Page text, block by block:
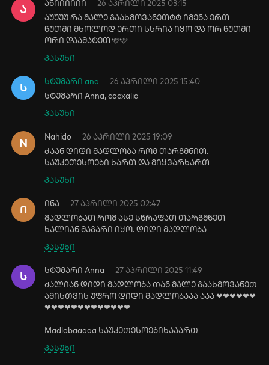
Ა ანიიიიიი
26 აპრილი 2025 03:15
აუუუუ რა მალე გაახმოვანეთტტ იმენა ერთ
წუთში მხოლოდ ერთი სსრია იყო და ორ წუთში
ორი დაამატეთ 🩷🩷
პასუხი
Ს სტუმარი ana
26 აპრილი 2025 15:40
სტუმარი Anna, cocxalia
პასუხი
N Nahido
26 აპრილი 2025 19:09
ძაან დიდი მადლობა რომ თარგმნით.
საუკეთესოები ხართ და მიყვარხართ
პასუხი
Ი ინა
27 აპრილი 2025 02:47
მადლობათ რომ ასე სწრაფათ თარგმნეთ
ხალიან მაგარი იყო. დიდი მადლობა
პასუხი
Ს სტუმარი Anna
27 აპრილი 2025 11:49
Ძალიან დიდი მადლობა Თან მალე გაახმოვანეᲗ
ამისᲗვის უფრო დიდი მადლობააა ააა ❤❤❤❤❤❤
❤❤❤❤❤❤❤❤❤❤❤❤❤
Madlobaaaaa საუკეᲗესოებიხააარᲗ
პასუხი